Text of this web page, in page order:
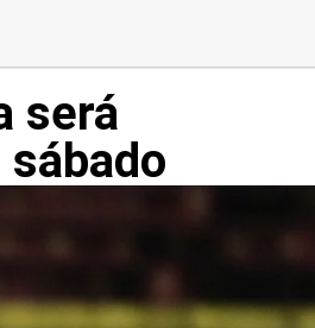
será